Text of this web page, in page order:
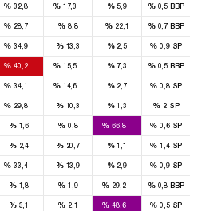
% 32,8 %17,3 %5,9 %0,5BBP
% 28,7 % 8,8 % 22,1 %0,7BBP
% 34,9 %13,3 %2,5 % 0,9 SP
% 40,2 %15,5 %7,3 %0,5BBP
% 34,1 %14,6 %2,7 % 0,8 SP
% 29,8 %10,3 %1,3 %2 SP
%1,6 % 0,8 % 66,8 % 0,6 SP
%2,4 %20,7 %1,1 % 1,4 SP
% 33,4 %13,9 %2,9 % 0,9 SP
%1,8 % 1,9 % 29,2 %0,8BBP
%3,1 % 2,1 % 48,6 % 0,5 SP